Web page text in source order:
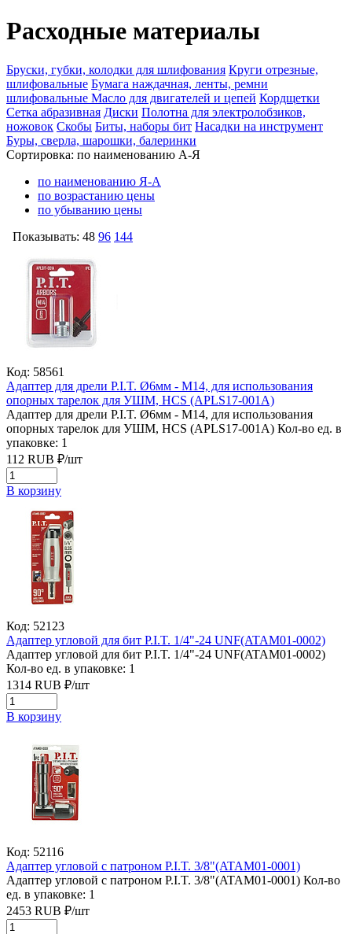
Расходные материалы
Бруски, губки, колодки для шлифования Круги отрезные,
шлифовальные Бумага наждачная, ленты, ремни
шлифовальные Масло для двигателей и цепей Кордщетки
Сетка абразивная Диски Полотна для электролобзиков,
ножовок Скобы Биты, наборы бит Насадки на инструмент
Буры, сверла, шарошки, балеринки
Сортировка: по наименованию А-Я
по наименованию Я-А
по возрастанию цены
по убыванию цены
Показывать: 48 96 144
Код: 58561
Адаптер для дрели P.I.T. Ø6мм - M14, для использования
опорных тарелок для УШМ, HCS (APLS17-001A)
Адаптер для дрели P.I.T. Ø6мм - M14, для использования
опорных тарелок для УШМ, HCS (APLS17-001A) Кол-во ед. в
упаковке: 1
112 RUB ₽/шт
В корзину
Код: 52123
Адаптер угловой для бит P.I.T. 1/4"-24 UNF(ATAM01-0002)
Адаптер угловой для бит P.I.T. 1/4"-24 UNF(ATAM01-0002)
Кол-во ед. в упаковке: 1
1314 RUB ₽/шт
В корзину
Код: 52116
Адаптер угловой с патроном P.I.T. 3/8"(ATAM01-0001)
Адаптер угловой с патроном P.I.T. 3/8"(ATAM01-0001) Кол-во
ед. в упаковке: 1
2453 RUB ₽/шт